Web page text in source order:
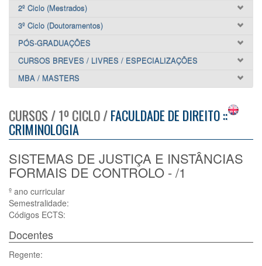
2º Ciclo (Mestrados)
3º Ciclo (Doutoramentos)
PÓS-GRADUAÇÕES
CURSOS BREVES / LIVRES / ESPECIALIZAÇÕES
MBA / MASTERS
CURSOS / 1º CICLO /FACULDADE DE DIREITO ::
CRIMINOLOGIA
SISTEMAS DE JUSTIÇA E INSTÂNCIAS
FORMAIS DE CONTROLO - /1
º ano curricular
Semestralidade:
Códigos ECTS:
Docentes
Regente: